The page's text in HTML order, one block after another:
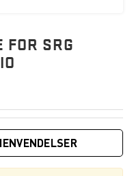
FOR SRG